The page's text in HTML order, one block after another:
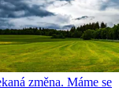
změna. Máme se